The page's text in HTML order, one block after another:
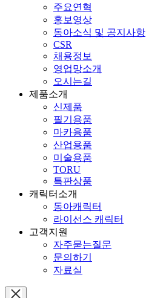
주요연혁
홍보영상
동아소식 및 공지사항
CSR
채용정보
영업망소개
오시는길
제품소개
신제품
필기용품
마카용품
산업용품
미술용품
TORU
특판상품
캐릭터소개
동아캐릭터
라이선스 캐릭터
고객지원
자주묻는질문
문의하기
자료실